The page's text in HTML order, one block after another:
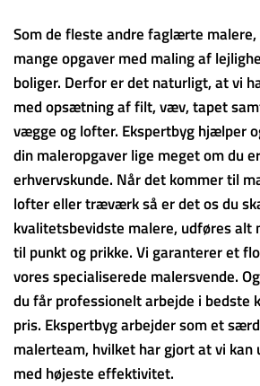
Som de fleste andre faglærte
mange opgaver med maling af
boliger. Derfor er det naturligt, at vi
med opsætning af filt, væv, tapet
vægge og lofter. Ekspertbyg hjælper
din maleropgaver lige meget om du
erhvervskunde. Når det kommer til
lofter eller træværk så er det os du
kvalitetsbevidste malere, udføres alt
til punkt og prikke. Vi garanterer et
vores specialiserede malersvende.
du får professionelt arbejde i bedste
pris. Ekspertbyg arbejder som et
malerteam, hvilket har gjort at vi kan
med højeste effektivitet.